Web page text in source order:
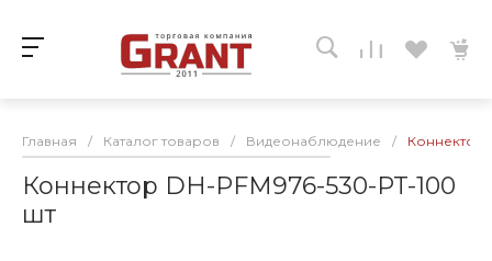
Главная / Каталог товаров / Видеонаблюдение / Коннектор
Коннектор DH-PFM976-530-PT-100
шт